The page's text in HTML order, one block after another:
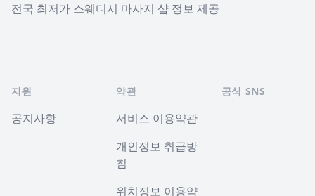
전국 최저가 스웨디시 마사지 샵 정보 제공
지원
공지사항
약관
서비스 이용약관
개인정보 취급방
침
위치정보 이용약
공식 SNS